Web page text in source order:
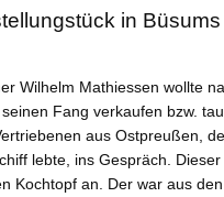
in
Wilhelm Mathiessen wollte
Fang verkaufen bzw.
aus Ostpreußen,
lebte, ins Gespräch.
Kochtopf an. Der war aus